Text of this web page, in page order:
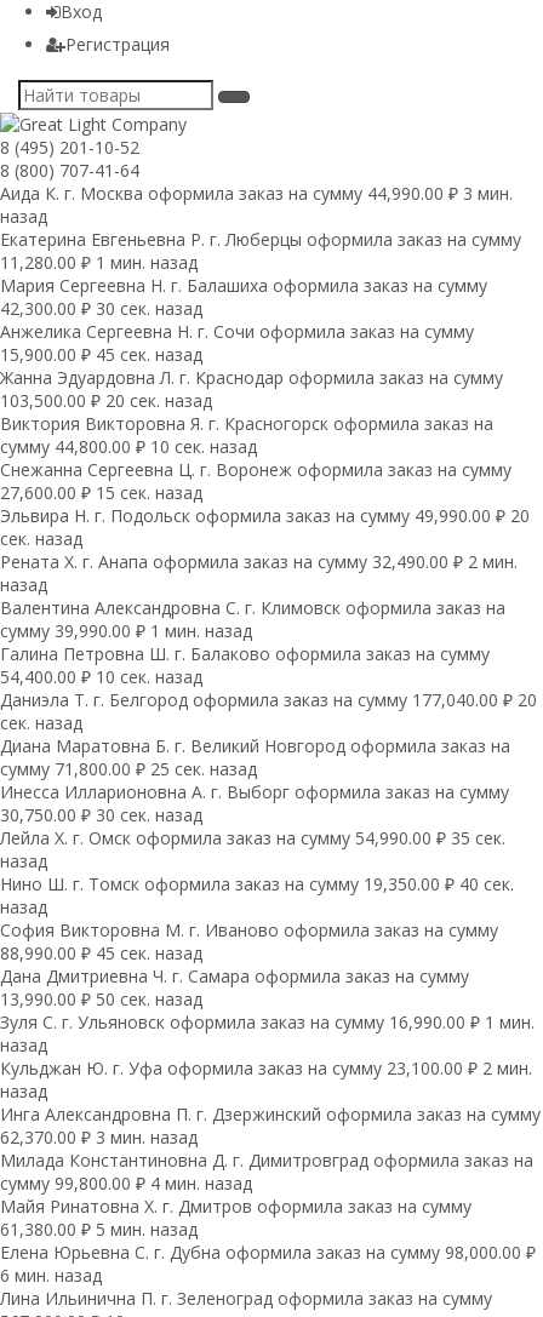
Вход
Регистрация
8 (495) 201-10-52
8 (800) 707-41-64
Аида К. г. Москва оформила заказ на сумму 44,990.00 ₽ 3 мин.
назад
Екатерина Евгеньевна Р. г. Люберцы оформила заказ на сумму
11,280.00 ₽ 1 мин. назад
Мария Сергеевна H. г. Балашиха оформила заказ на сумму
42,300.00 ₽ 30 сек. назад
Анжелика Сергеевна Н. г. Сочи оформила заказ на сумму
15,900.00 ₽ 45 сек. назад
Жанна Эдуардовна Л. г. Краснодар оформила заказ на сумму
103,500.00 ₽ 20 сек. назад
Виктория Викторовна Я. г. Красногорск оформила заказ на
сумму 44,800.00 ₽ 10 сек. назад
Снежанна Сергеевна Ц. г. Воронеж оформила заказ на сумму
27,600.00 ₽ 15 сек. назад
Эльвира Н. г. Подольск оформила заказ на сумму 49,990.00 ₽ 20
сек. назад
Рената Х. г. Анапа оформила заказ на сумму 32,490.00 ₽ 2 мин.
назад
Валентина Александровна С. г. Климовск оформила заказ на
сумму 39,990.00 ₽ 1 мин. назад
Галина Петровна Ш. г. Балаково оформила заказ на сумму
54,400.00 ₽ 10 сек. назад
Даниэла Т. г. Белгород оформила заказ на сумму 177,040.00 ₽ 20
сек. назад
Диана Маратовна Б. г. Великий Новгород оформила заказ на
сумму 71,800.00 ₽ 25 сек. назад
Инесса Илларионовна А. г. Выборг оформила заказ на сумму
30,750.00 ₽ 30 сек. назад
Лейла Х. г. Омск оформила заказ на сумму 54,990.00 ₽ 35 сек.
назад
Нино Ш. г. Томск оформила заказ на сумму 19,350.00 ₽ 40 сек.
назад
София Викторовна М. г. Иваново оформила заказ на сумму
88,990.00 ₽ 45 сек. назад
Дана Дмитриевна Ч. г. Самара оформила заказ на сумму
13,990.00 ₽ 50 сек. назад
Зуля С. г. Ульяновск оформила заказ на сумму 16,990.00 ₽ 1 мин.
назад
Кульджан Ю. г. Уфа оформила заказ на сумму 23,100.00 ₽ 2 мин.
назад
Инга Александровна П. г. Дзержинский оформила заказ на сумму
62,370.00 ₽ 3 мин. назад
Милада Константиновна Д. г. Димитровград оформила заказ на
сумму 99,800.00 ₽ 4 мин. назад
Майя Ринатовна Х. г. Дмитров оформила заказ на сумму
61,380.00 ₽ 5 мин. назад
Елена Юрьевна С. г. Дубна оформила заказ на сумму 98,000.00 ₽
6 мин. назад
Лина Ильинична П. г. Зеленоград оформила заказ на сумму